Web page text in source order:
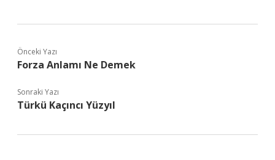
Önceki Yazı
Forza Anlamı Ne Demek
Sonraki Yazı
Türkü Kaçıncı Yüzyıl